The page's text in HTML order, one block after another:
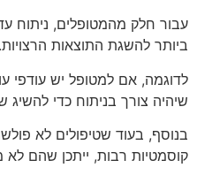
עבור חלק מהמטופלים, ניתוח
ביותר להשגת התוצאות הרצויות.
לדוגמה, אם למטופל יש עודפי
שיהיה צורך בניתוח כדי להשיג
בנוסף, בעוד שטיפולים לא
קוסמטיות רבות, ייתכן שהם